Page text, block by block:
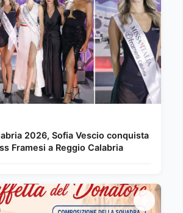
2026, Sofia Vescio conquista
Framesi a Reggio Calabria